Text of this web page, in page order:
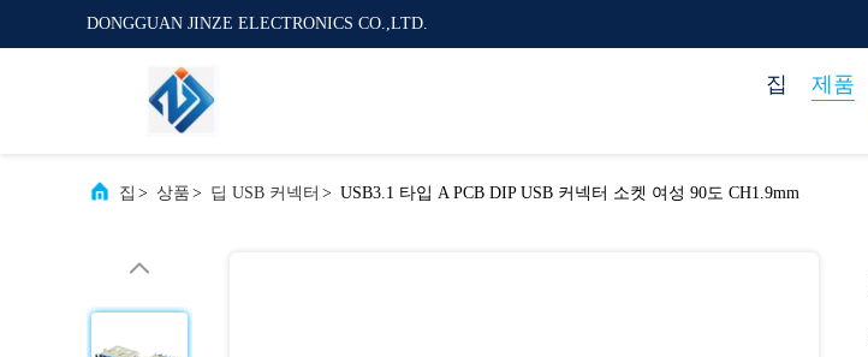
DONGGUAN JINZE ELECTRONICS CO.,LTD.
집 제품
집 > 상품 > 딥 USB 커넥터 > USB3.1 타입 A PCB DIP USB 커넥터 소켓 여성 90도 CH1.9mm